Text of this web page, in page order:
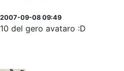
2007-09-08 09:49
10 del gero avataro :D